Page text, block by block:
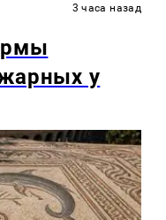
3 часа назад
у